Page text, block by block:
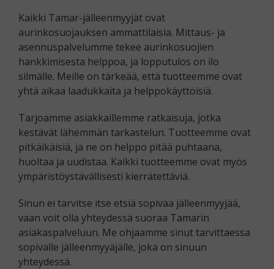
Kaikki Tamar-jälleenmyyjät ovat
aurinkosuojauksen ammattilaisia. Mittaus- ja
asennuspalvelumme tekee aurinkosuojien
hankkimisesta helppoa, ja lopputulos on ilo
silmälle. Meille on tärkeää, että tuotteemme ovat
yhtä aikaa laadukkaita ja helppokäyttöisiä.
Tarjoamme asiakkaillemme ratkaisuja, jotka
kestävät lähemmän tarkastelun. Tuotteemme ovat
pitkäikäisiä, ja ne on helppo pitää puhtaana,
huoltaa ja uudistaa. Kaikki tuotteemme ovat myös
ympäristöystävällisesti kierrätettäviä.
Sinun ei tarvitse itse etsiä sopivaa jälleenmyyjää,
vaan voit olla yhteydessä suoraa Tamarin
asiakaspalveluun. Me ohjaamme sinut tarvittaessa
sopivalle jälleenmyyäjälle, joka on sinuun
yhteydessä.